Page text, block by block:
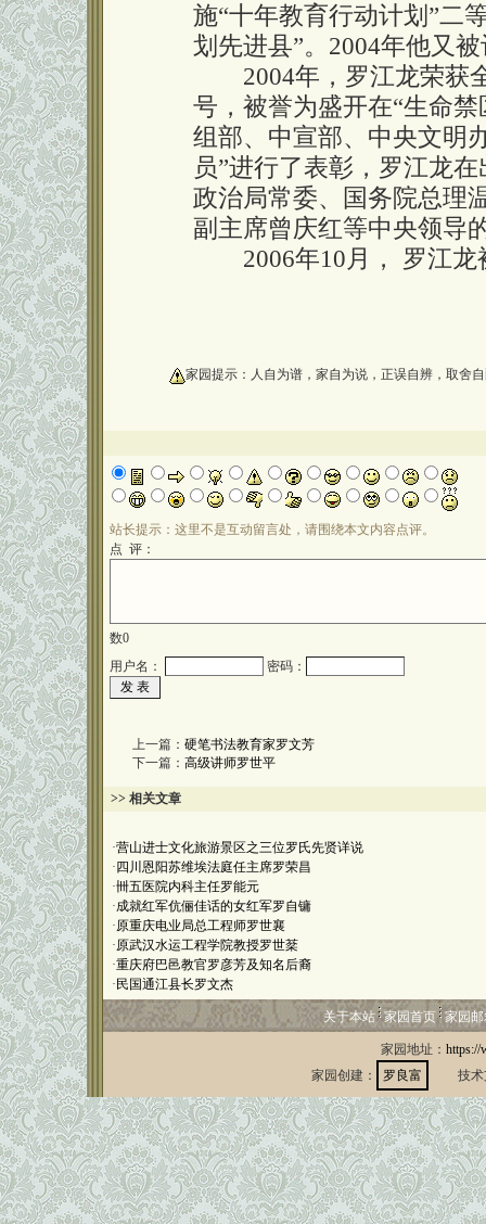
施“十年教育行动计划”二
划先进县”。2004年他又
2004年，罗江龙荣获全
号，被誉为盛开在“生命
组部、中宣部、中央文明
员”进行了表彰，罗江龙
政治局常委、国务院总理
副主席曾庆红等中央领导
2006年10月， 罗江龙
家园提示：人自为谱，家自为说，正误自辨，取舍
站长提示：这里不是互动留言处，请围绕本文内容点评。
点 评：
数0
用户名：
密码：
上一篇： 硬笔书法教育家罗文芳
下一篇： 高级讲师罗世平
>> 相关文章
·营山进士文化旅游景区之三位罗氏先贤详说
· 四川恩阳苏维埃法庭任主席罗荣昌
·卌五医院内科主任罗能元
·成就红军伉俪佳话的女红军罗自镛
·原重庆电业局总工程师罗世襄
·原武汉水运工程学院教授罗世棻
·重庆府巴邑教官罗彦芳及知名后裔
· 民国通江县长罗文杰
关于本站 家园首页 家园
家园地址： https://
家园创建：
罗良富 技术